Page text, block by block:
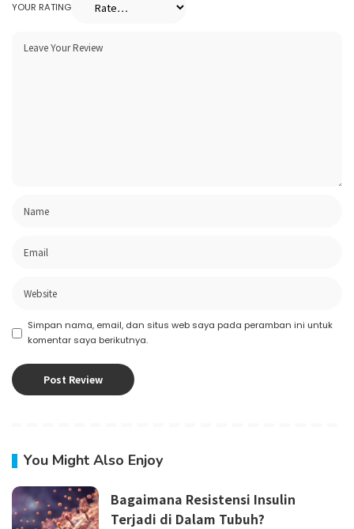
YOUR RATING
Simpan nama, email, dan situs web saya pada peramban ini untuk
komentar saya berikutnya.
You Might Also Enjoy
Bagaimana Resistensi Insulin
Terjadi di Dalam Tubuh?